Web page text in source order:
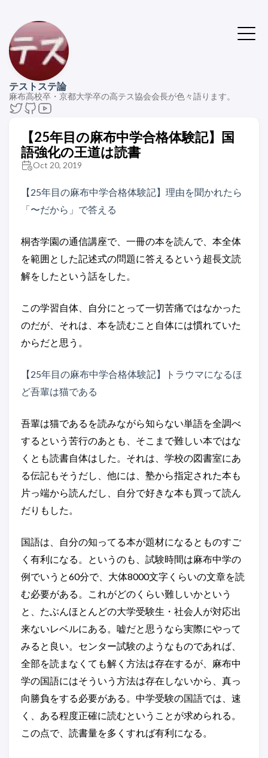
テストステ論
麻布高校卒・京都大学卒の高テス協会会長が色々語ります。
【25年目の麻布中学合格体験記】国
語強化の王道は読書
Oct 20, 2019
【25年目の麻布中学合格体験記】理由を聞かれたら
「〜だから」で答える
桐杏学園の通信講座で、一冊の本を読んで、本全体
を範囲とした記述式の問題に答えるという超長文読
解をしたという話をした。
この学習自体、自分にとって一切苦痛ではなかった
のだが、それは、本を読むこと自体には慣れていた
からだと思う。
【25年目の麻布中学合格体験記】トラウマになるほ
ど吾輩は猫である
吾輩は猫であるを読みながら知らない単語を全調べ
するという苦行のあとも、そこまで難しい本ではな
くとも読書自体はした。それは、学校の図書室にあ
る伝記もそうだし、他には、塾から指定された本も
片っ端から読んだし、自分で好きな本も買って読ん
だりもした。
国語は、自分の知ってる本が題材になるとものすご
く有利になる。というのも、試験時間は麻布中学の
例でいうと60分で、大体8000文字くらいの文章を読
む必要がある。これがどのくらい難しいかという
と、たぶんほとんどの大学受験生・社会人が対応出
来ないレベルにある。嘘だと思うなら実際にやって
みると良い。センター試験のようなものであれば、
全部を読まなくても解く方法は存在するが、麻布中
学の国語にはそういう方法は存在しないから、真っ
向勝負をする必要がある。中学受験の国語では、速
く、ある程度正確に読むということが求められる。
この点で、読書量を多くすれば有利になる。